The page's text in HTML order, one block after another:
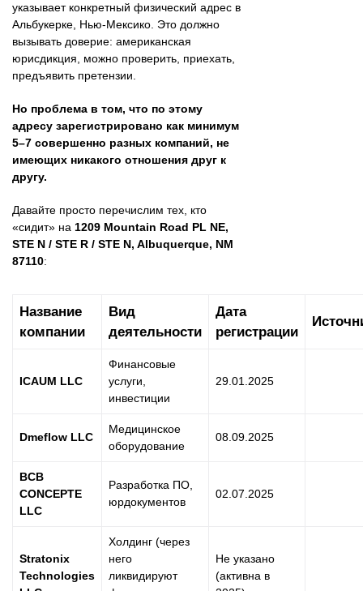
указывает конкретный физический адрес в
Альбукерке, Нью-Мексико. Это должно
вызывать доверие: американская
юрисдикция, можно проверить, приехать,
предъявить претензии.
Но проблема в том, что по этому
адресу зарегистрировано как минимум
5–7 совершенно разных компаний, не
имеющих никакого отношения друг к
другу.
Давайте просто перечислим тех, кто
«сидит» на 1209 Mountain Road PL NE,
STE N / STE R / STE N, Albuquerque, NM
87110:
Название
компании
Вид
деятельности
Дата
регистрации
ICAUM LLC
Финансовые
услуги,
инвестиции
29.01.2025
Dmeflow LLC
Медицинское
оборудование
08.09.2025
BCB
CONCEPTE
LLC
Разработка ПО,
юрдокументов
02.07.2025
Stratonix
Technologies
Холдинг (через
него
ликвидируют
Не указано
(активна в